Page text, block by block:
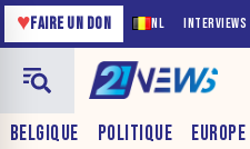
NL INTERVIEWS
♥FAIRE UN DON
BELGIQUE POLITIQUE EUROPE